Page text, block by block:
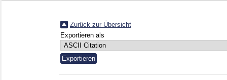
Zurück zur Übersicht
Exportieren als